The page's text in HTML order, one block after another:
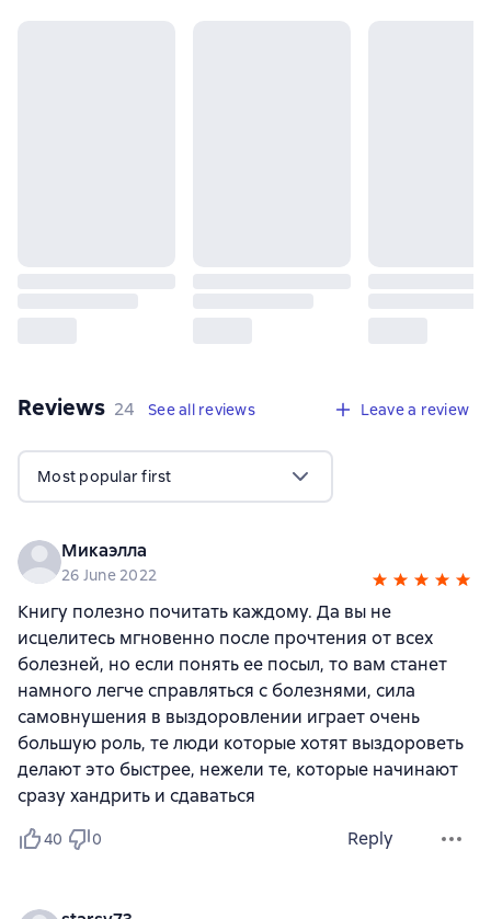
Reviews 24 reviews
24 See all reviews Leave a review
Most popular first
Микаэлла
26 June 2022
Книгу полезно почитать каждому. Да вы не
исцелитесь мгновенно после прочтения от всех
болезней, но если понять ее посыл, то вам станет
намного легче справляться с болезнями, сила
самовнушения в выздоровлении играет очень
большую роль, те люди которые хотят выздороветь
делают это быстрее, нежели те, которые начинают
сразу хандрить и сдаваться
40 0 Reply